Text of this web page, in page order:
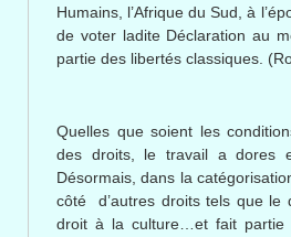
Humains, l’Afrique du Sud, à
de voter ladite Déclaration au
partie des libertés classiques.
Quelles que soient les
des droits, le travail a dores
Désormais, dans la
côté d’autres droits tels que le
droit à la culture…et fait partie